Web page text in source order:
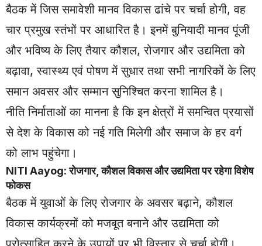
बैठक में जिस समावेशी मानव विकास ढांचे पर चर्चा होगी, वह
चार प्रमुख स्तंभों पर आधारित है। इनमें बुनियादी मानव पूंजी
और भविष्य के लिए तैयार कौशल, रोजगार और उद्यमिता को
बढ़ावा, स्वास्थ्य एवं पोषण में सुधार तथा सभी नागरिकों के लिए
समान अवसर और सम्मान सुनिश्चित करना शामिल है।
नीति निर्माताओं का मानना है कि इन क्षेत्रों में समन्वित प्रयासों
से देश के विकास को नई गति मिलेगी और समाज के हर वर्ग
को लाभ पहुंचेगा।
NITI Aayog: रोजगार, कौशल विकास और उद्यमिता पर रहेगा विशेष
फोकस
बैठक में युवाओं के लिए रोजगार के अवसर बढ़ाने, कौशल
विकास कार्यक्रमों को मजबूत बनाने और उद्यमिता को